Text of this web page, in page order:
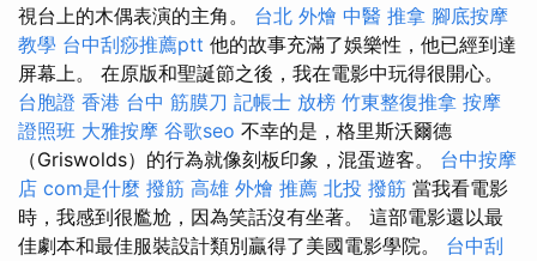
視台上的木偶表演的主角。 台北 外燴 中醫 推拿 腳底按摩
教學 台中刮痧推薦ptt 他的故事充滿了娛樂性，他已經到達
屏幕上。 在原版和聖誕節之後，我在電影中玩得很開心。
台胞證 香港 台中 筋膜刀 記帳士 放榜 竹東整復推拿 按摩
證照班 大雅按摩 谷歌seo 不幸的是，格里斯沃爾德
（Griswolds）的行為就像刻板印象，混蛋遊客。 台中按摩
店 com是什麼 撥筋 高雄 外燴 推薦 北投 撥筋 當我看電影
時，我感到很尷尬，因為笑話沒有坐著。 這部電影還以最
佳劇本和最佳服裝設計類別贏得了美國電影學院。 台中刮